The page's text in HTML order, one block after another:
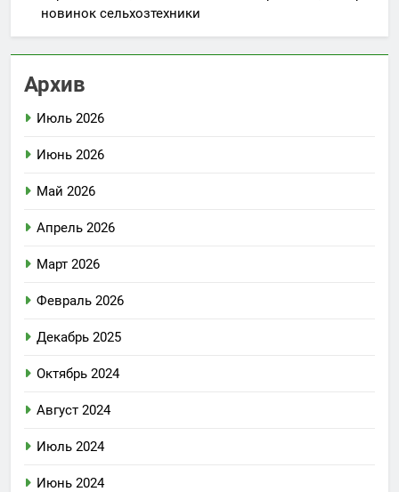
новинок сельхозтехники
Архив
Июль 2026
Июнь 2026
Май 2026
Апрель 2026
Март 2026
Февраль 2026
Декабрь 2025
Октябрь 2024
Август 2024
Июль 2024
Июнь 2024